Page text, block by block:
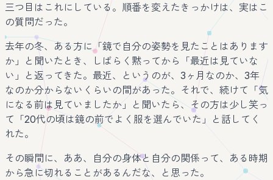
三つ目はこれにしている。順番を変えたきっかけは、実はこ
の質問だった。
去年の冬、ある方に「鏡で自分の姿勢を見たことはあります
か」と聞いたとき、しばらく黙ってから「最近は見ていな
い」と返ってきた。最近、というのが、3ヶ月なのか、3年
なのか分からないくらいの間があった。それで、続けて「気
になる前は見ていましたか」と聞いたら、その方は少し笑っ
て「20代の頃は鏡の前でよく服を選んでいた」と話してく
れた。
その瞬間に、ああ、自分の身体と自分の関係って、ある時期
から急に切れることがあるんだな、と思った。